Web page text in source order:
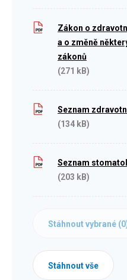
Zákon o
a o změně
zákonů
(271 kB)
Seznam
(134 kB)
Seznam
(203 kB)
Stáhnout vybrané (0
Stáhnout vše